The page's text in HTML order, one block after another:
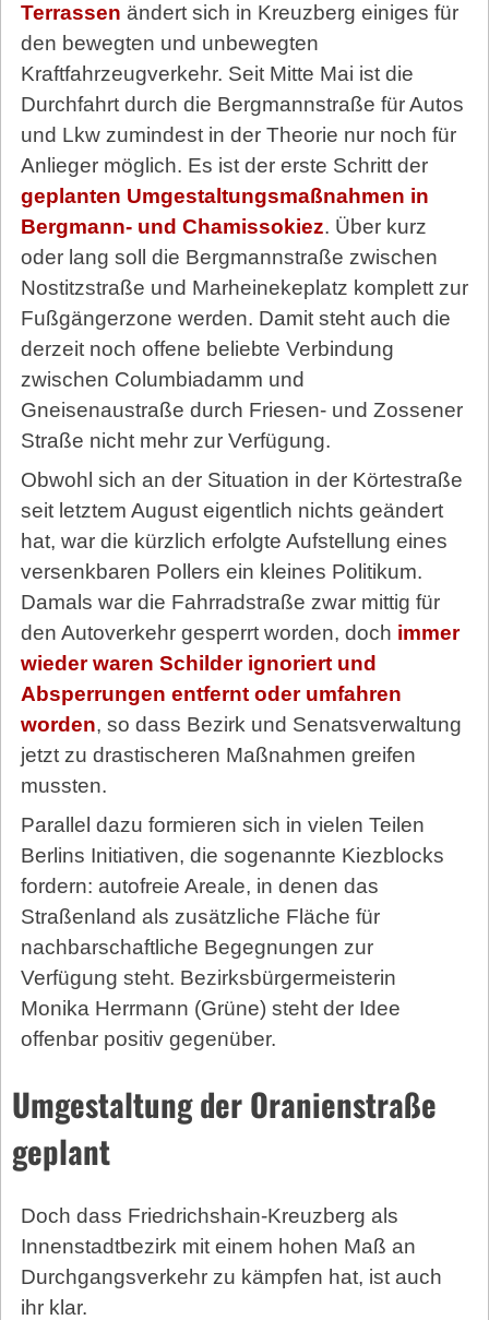
Terrassen ändert sich in Kreuzberg einiges für
den bewegten und unbewegten
Kraftfahrzeugverkehr. Seit Mitte Mai ist die
Durchfahrt durch die Bergmannstraße für Autos
und Lkw zumindest in der Theorie nur noch für
Anlieger möglich. Es ist der erste Schritt der
geplanten Umgestaltungsmaßnahmen in
Bergmann- und Chamissokiez. Über kurz
oder lang soll die Bergmannstraße zwischen
Nostitzstraße und Marheinekeplatz komplett zur
Fußgängerzone werden. Damit steht auch die
derzeit noch offene beliebte Verbindung
zwischen Columbiadamm und
Gneisenaustraße durch Friesen- und Zossener
Straße nicht mehr zur Verfügung.
Obwohl sich an der Situation in der Körtestraße
seit letztem August eigentlich nichts geändert
hat, war die kürzlich erfolgte Aufstellung eines
versenkbaren Pollers ein kleines Politikum.
Damals war die Fahrradstraße zwar mittig für
den Autoverkehr gesperrt worden, doch immer
wieder waren Schilder ignoriert und
Absperrungen entfernt oder umfahren
worden, so dass Bezirk und Senatsverwaltung
jetzt zu drastischeren Maßnahmen greifen
mussten.
Parallel dazu formieren sich in vielen Teilen
Berlins Initiativen, die sogenannte Kiezblocks
fordern: autofreie Areale, in denen das
Straßenland als zusätzliche Fläche für
nachbarschaftliche Begegnungen zur
Verfügung steht. Bezirksbürgermeisterin
Monika Herrmann (Grüne) steht der Idee
offenbar positiv gegenüber.
Umgestaltung der Oranienstraße
geplant
Doch dass Friedrichshain-Kreuzberg als
Innenstadtbezirk mit einem hohen Maß an
Durchgangsverkehr zu kämpfen hat, ist auch
ihr klar.